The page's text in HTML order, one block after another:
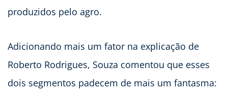
produzidos pelo agro.
Adicionando mais um fator na explicação de
Roberto Rodrigues, Souza comentou que esses
dois segmentos padecem de mais um fantasma: